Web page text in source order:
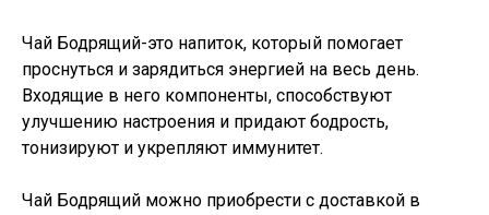
Чай Бодрящий-это напиток, который помогает
проснуться и зарядиться энергией на весь день.
Входящие в него компоненты, способствуют
улучшению настроения и придают бодрость,
тонизируют и укрепляют иммунитет.
Чай Бодрящий можно приобрести с доставкой в